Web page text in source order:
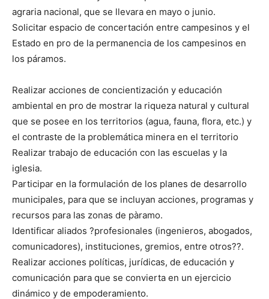
agraria nacional, que se llevara en mayo o junio.
Solicitar espacio de concertación entre campesinos y el
Estado en pro de la permanencia de los campesinos en
los páramos.
Realizar acciones de concientización y educación
ambiental en pro de mostrar la riqueza natural y cultural
que se posee en los territorios (agua, fauna, flora, etc.) y
el contraste de la problemática minera en el territorio
Realizar trabajo de educación con las escuelas y la
iglesia.
Participar en la formulación de los planes de desarrollo
municipales, para que se incluyan acciones, programas y
recursos para las zonas de pàramo.
Identificar aliados ?profesionales (ingenieros, abogados,
comunicadores), instituciones, gremios, entre otros??.
Realizar acciones políticas, jurídicas, de educación y
comunicación para que se convierta en un ejercicio
dinámico y de empoderamiento.